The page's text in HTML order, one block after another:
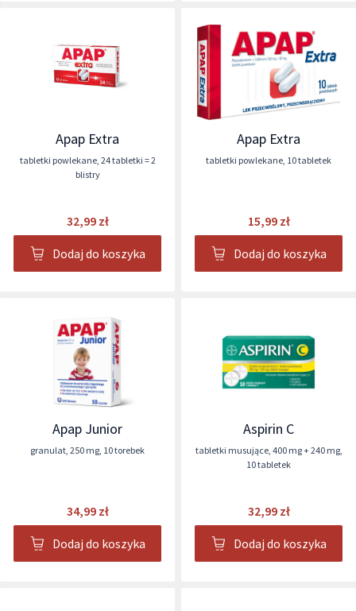
Apap Extra
tabletki powlekane, 24 tabletki = 2
blistry
32,99 zł
Dodaj do koszyka
Apap Extra
tabletki powlekane, 10 tabletek
15,99 zł
Dodaj do koszyka
Apap Junior
granulat, 250 mg, 10 torebek
34,99 zł
Dodaj do koszyka
Aspirin C
tabletki musujące, 400 mg + 240 mg,
10 tabletek
32,99 zł
Dodaj do koszyka